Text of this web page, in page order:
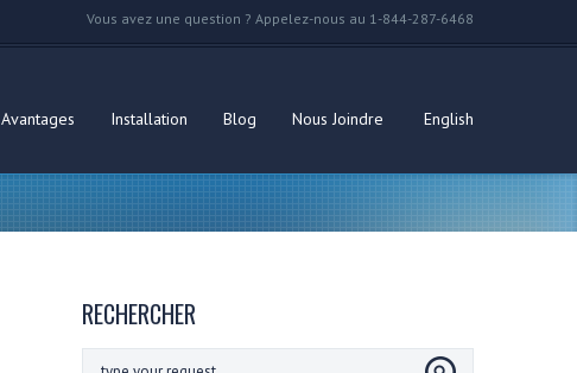
Vous avez une question ? Appelez-nous au 1-844-287-6468
Avantages Installation Blog Nous Joindre English
RECHERCHER